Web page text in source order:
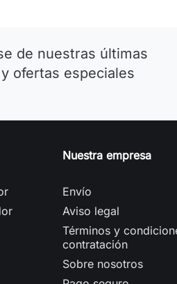
de nuestras últimas
ofertas especiales
Nuestra empresa
Envío
Aviso legal
Términos y
contratación
Sobre nosotros